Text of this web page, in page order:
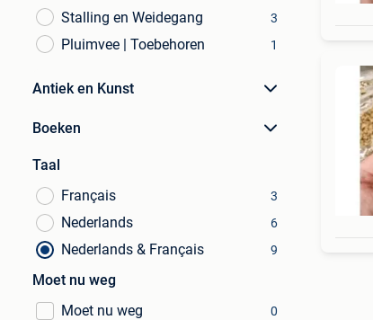
Stalling en Weidegang 3
Pluimvee | Toebehoren 1
Antiek en Kunst
Boeken
Taal
Français
3
Nederlands 6
Nederlands & Français 9
Moet nu weg
Moet nu weg
0